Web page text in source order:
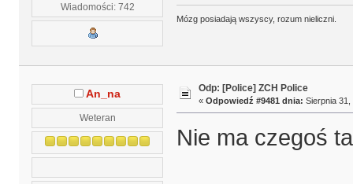
Wiadomości: 742
Mózg posiadają wszyscy, rozum nieliczni.
An_na
Weteran
Odp: [Police] ZCH Police
« Odpowiedź #9481 dnia: Sierpnia
Nie ma czegoś